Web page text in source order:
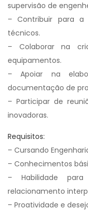
supervisão de
– Contribuir para a
técnicos.
– Colaborar na
equipamentos.
– Apoiar na
documentação de
– Participar de
inovadoras.
Requisitos:
– Cursando
– Conhecimentos
– Habilidade
relacionamento
– Proatividade e